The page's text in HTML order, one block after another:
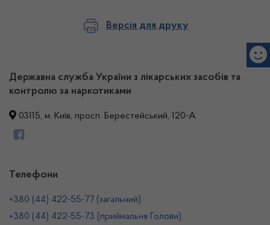
Версія для друку
Державна служба України з лікарських засобів та
контролю за наркотиками
03115, м. Київ, просп. Берестейський, 120-А
Телефони
+380 (44) 422-55-77 (загальний)
+380 (44) 422-55-73 (приймальня Голови)